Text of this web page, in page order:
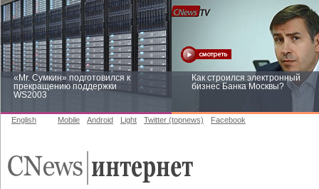
«Mr. Сумкин» подготовился к
прекращению поддержки
WS2003
Как строился электронный
бизнес Банка Москвы?
English Mobile Android Light Twitter (topnews) Facebook